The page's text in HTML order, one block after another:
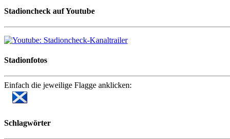
Stadioncheck auf Youtube
Stadionfotos
Einfach die jeweilige Flagge anklicken:
Schlagwörter